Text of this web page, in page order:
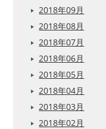
2018年09月
2018年08月
2018年07月
2018年06月
2018年05月
2018年04月
2018年03月
2018年02月